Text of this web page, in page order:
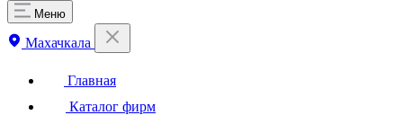
Меню
Махачкала
Главная
Каталог фирм